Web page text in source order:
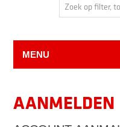
MENU
AANMELDEN